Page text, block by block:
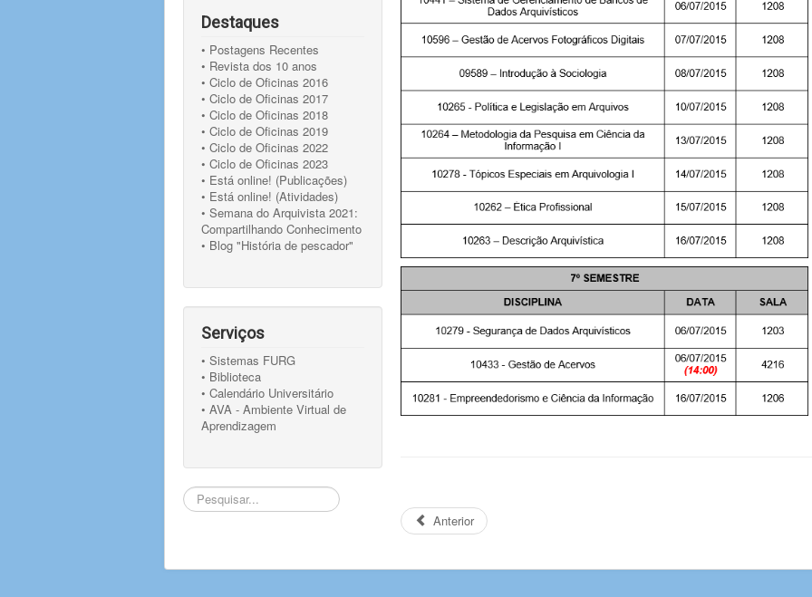
Destaques
• Postagens Recentes
• Revista dos 10 anos
• Ciclo de Oficinas 2016
• Ciclo de Oficinas 2017
• Ciclo de Oficinas 2018
• Ciclo de Oficinas 2019
• Ciclo de Oficinas 2022
• Ciclo de Oficinas 2023
• Está online! (Publicações)
• Está online! (Atividades)
• Semana do Arquivista 2021:
Compartilhando Conhecimento
• Blog "História de pescador"
Serviços
• Sistemas FURG
• Biblioteca
• Calendário Universitário
• AVA - Ambiente Virtual de
Aprendizagem
Pesquisar...
Anterior